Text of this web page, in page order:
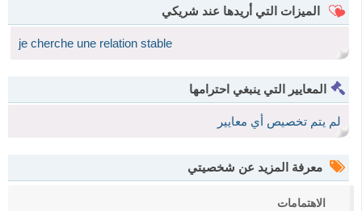
الميزات التي أريدها عند شريكي
je cherche une relation stable
المعايير التي ينبغي احترامها
لم يتم تخصيص أي معايير
معرفة المزيد عن شخصيتي
الاهتمامات